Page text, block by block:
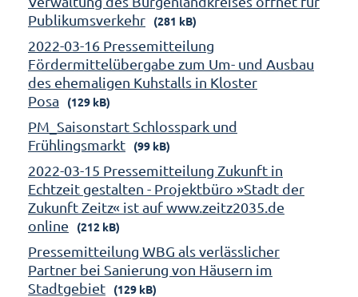
Publikumsverkehr
(281 kB)
2022-03-16 Pressemitteilung
Fördermittelübergabe zum Um- und Ausbau
des ehemaligen Kuhstalls in Kloster
Posa
(129 kB)
PM_Saisonstart Schlosspark und
Frühlingsmarkt
(99 kB)
2022-03-15 Pressemitteilung Zukunft in
Echtzeit gestalten - Projektbüro »Stadt der
Zukunft Zeitz« ist auf www.zeitz2035.de
online
(212 kB)
Pressemitteilung WBG als verlässlicher
Partner bei Sanierung von Häusern im
Stadtgebiet
(129 kB)